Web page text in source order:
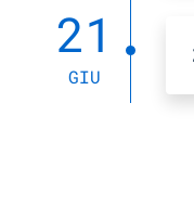
21
GIU